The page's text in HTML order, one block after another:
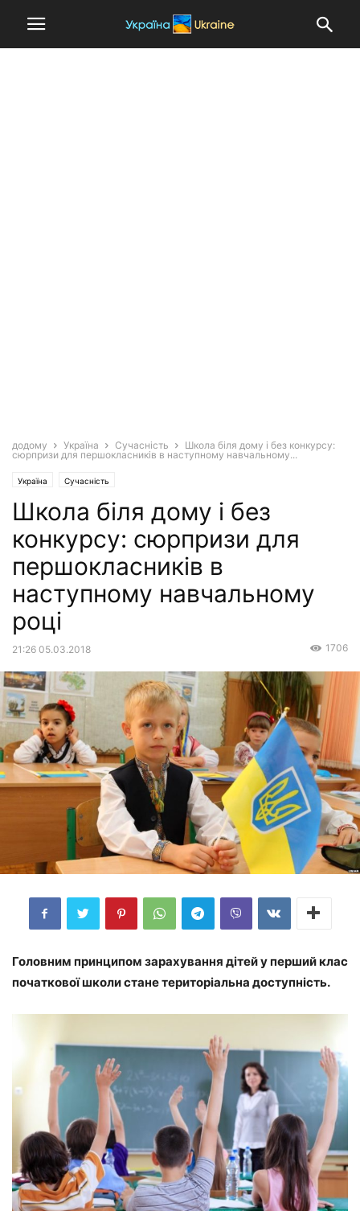
додому Україна Сучасність
Школа біля дому і без конкурсу:
сюрпризи для першокласників в наступному навчальному...
Україна Сучасність
Школа біля дому і без
конкурсу: сюрпризи для
першокласників в
наступному навчальному
році
21:26 05.03.2018 1706
Головним принципом зарахування дітей у перший клас
початкової школи стане територіальна доступність.